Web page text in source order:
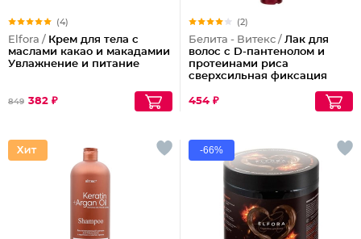
(4)
Elfora / Крем для тела с
маслами какао и макадамии
Увлажнение и питание
849 382 ₽
(2)
Белита - Витекс / Лак для
волос с D-пантенолом и
протеинами риса
сверхсильная фиксация
454 ₽
-66%